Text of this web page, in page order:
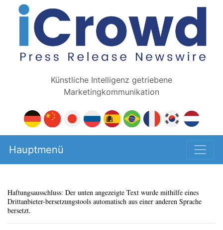
Künstliche Intelligenz getriebene
Marketingkommunikation
Hauptmenü
Haftungsausschluss: Der unten angezeigte Text wurde mithilfe eines
Drittanbieter-bersetzungstools automatisch aus einer anderen Sprache
bersetzt.